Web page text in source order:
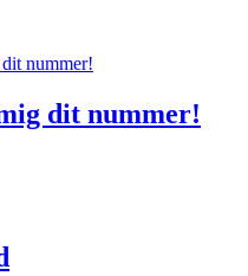
dit nummer!